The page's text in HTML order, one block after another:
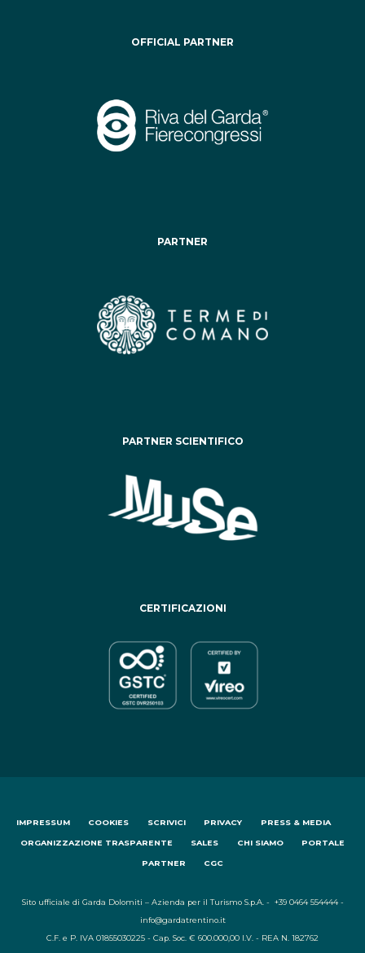
OFFICIAL PARTNER
PARTNER
PARTNER SCIENTIFICO
CERTIFICAZIONI
IMPRESSUM COOKIES SCRIVICI PRIVACY PRESS & MEDIA
ORGANIZZAZIONE TRASPARENTE SALES CHI SIAMO PORTALE
PARTNER CGC
Sito ufficiale di Garda Dolomiti – Azienda per il Turismo S.p.A. - +39 0464 554444 -
info@gardatrentino.it
C.F. e P. IVA 01855030225 - Cap. Soc. € 600.000,00 I.V. - REA N. 182762